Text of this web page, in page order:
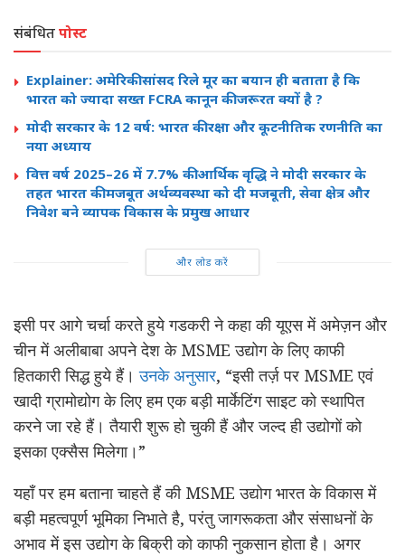
संबंधितपोस्ट
Explainer: अमेरिकी सांसद रिले मूर का बयान ही बताता है कि
भारत को ज्यादा सख्त FCRA कानून की जरूरत क्यों है ?
मोदी सरकार के 12 वर्ष: भारत की रक्षा और कूटनीतिक रणनीति का
नया अध्याय
वित्त वर्ष 2025–26 में 7.7% की आर्थिक वृद्धि ने मोदी सरकार के
तहत भारत की मजबूत अर्थव्यवस्था को दी मजबूती, सेवा क्षेत्र और
निवेश बने व्यापक विकास के प्रमुख आधार
और लोड करें
इसी पर आगे चर्चा करते हुये गडकरी ने कहा की यूएस में अमेज़न और
चीन में अलीबाबा अपने देश के MSME उद्योग के लिए काफी
हितकारी सिद्ध हुये हैं।उनके अनुसार, “इसी तर्ज़ पर MSME एवं
खादी ग्रामोद्योग के लिए हम एक बड़ी मार्केटिंग साइट को स्थापित
करने जा रहे हैं। तैयारी शुरू हो चुकी हैं और जल्द ही उद्योगों को
इसका एक्सैस मिलेगा।”
यहाँ पर हम बताना चाहते हैं की MSME उद्योग भारत के विकास में
बड़ी महत्वपूर्ण भूमिका निभाते है, परंतु जागरूकता और संसाधनों के
अभाव में इस उद्योग के बिक्री को काफी नुकसान होता है। अगर